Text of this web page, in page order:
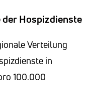
Hospizdienste
Verteilung
in
100.000